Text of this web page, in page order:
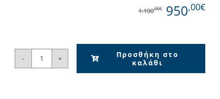
950,00€
1.100,00€
Baxi
Προσθήκη στο
καλάθι